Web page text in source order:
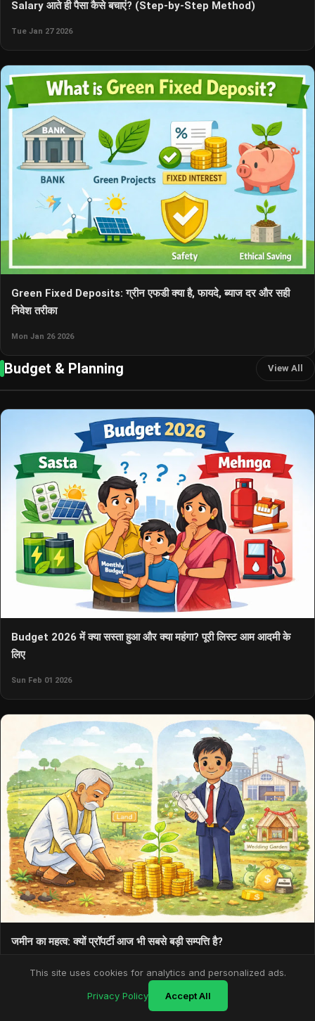
This site uses cookies for analytics and personalized ads.
Privacy Policy Accept All
Salary आते ही पैसा कैसे बचाएं? (Step-by-Step Method)
Tue Jan 27 2026
Green Fixed Deposits: ग्रीन एफडी क्या है, फायदे, ब्याज दर और सही
निवेश तरीका
Mon Jan 26 2026
Budget & Planning View All
Budget 2026 में क्या सस्ता हुआ और क्या महंगा? पूरी लिस्ट आम आदमी के
लिए
Sun Feb 01 2026
जमीन का महत्व: क्यों प्रॉपर्टी आज भी सबसे बड़ी सम्पत्ति है?